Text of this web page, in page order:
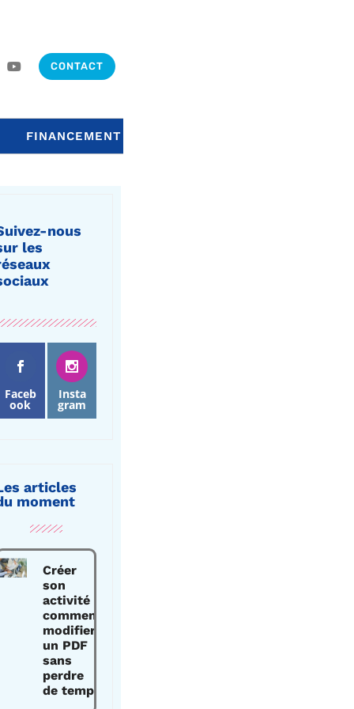
CONTACT
FINANCEMENT
nous
les
Faceb
ook
Insta
gram
articles
moment
Créer
son
activité :
comment
modifier
un PDF
sans
perdre
de temps